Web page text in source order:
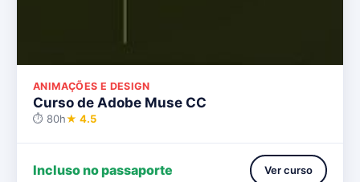
ANIMAÇÕES E DESIGN
Curso de Adobe Muse CC
⏱ 80h★ 4.5
Incluso no passaporte Ver curso